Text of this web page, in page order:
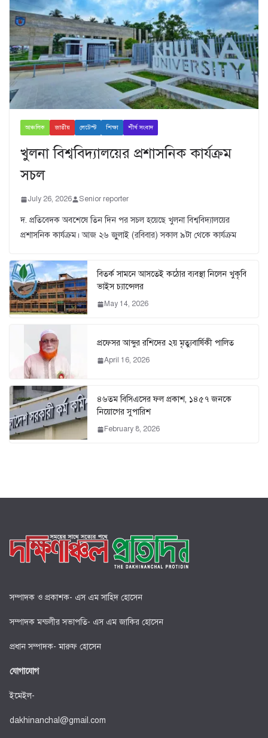
আঞ্চলিক জাতীয় লেটেস্ট শিক্ষা শীর্ষ সংবাদ
খুলনা বিশ্ববিদ্যালয়ের প্রশাসনিক কার্যক্রম
সচল
July 26, 2026 Senior reporter
দ. প্রতিবেদক অবশেষে তিন দিন পর সচল হয়েছে খুলনা বিশ্ববিদ্যালয়ের
প্রশাসনিক কার্যক্রম। আজ ২৬ জুুলাই (রবিবার) সকাল ৯টা থেকে কার্যক্রম
বিতর্ক সামনে আসতেই কঠোর ব্যবস্থা নিলেন খুকৃবি
ভাইস চ্যান্সেলর
May 14, 2026
প্রফেসর আব্দুর রশিদের ২য় মৃত্যুবার্ষিকী পালিত
April 16, 2026
৪৬তম বিসিএসের ফল প্রকাশ, ১৪৫৭ জনকে
নিয়োগের সুপারিশ
February 8, 2026
সম্পাদক ও প্রকাশক- এস এম সাহিদ হোসেন
সম্পাদক মন্ডলীর সভাপতি- এস এম জাকির হোসেন
প্রধান সম্পাদক- মারুফ হোসেন
যোগাযোগ
ইমেইল-
dakhinanchal@gmail.com